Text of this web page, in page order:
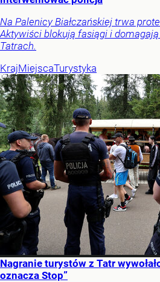
Na Palenicy Białczańskiej trwa
Aktywiści blokują fasiągi i
Tatrach.
KrajMiejscaTurystyka
Nagranie turystów z Tatr
oznacza Stop”